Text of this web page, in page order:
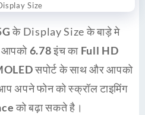
Size
के Display Size के बाड़े मे
आपको6.78इंच का Full HD
सपोर्ट के साथ और आपको
अपने फोन को स्क्रॉल टाइमिंग
को बढ़ा सकते है।